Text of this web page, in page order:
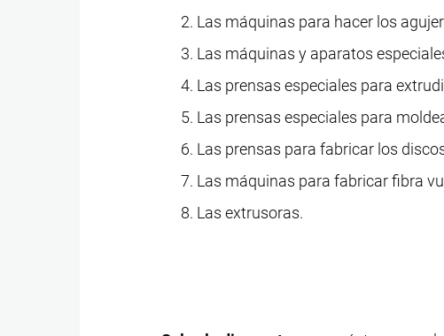
Las máquinas para hacer los
Las máquinas y aparatos
Las prensas especiales para
Las prensas especiales para
Las prensas para fabricar los
Las máquinas para fabricar fibra
Las extrusoras.